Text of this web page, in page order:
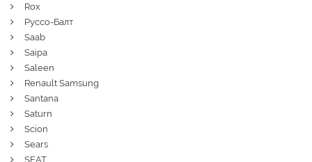
Rox
Руссо-Балт
Saab
Saipa
Saleen
Renault Samsung
Santana
Saturn
Scion
Sears
SEAT